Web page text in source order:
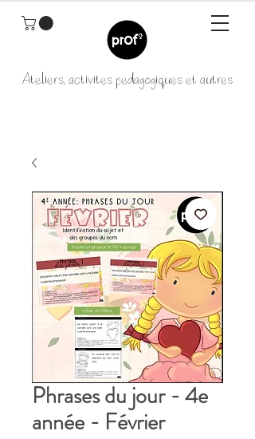
Ateliers, activités pédagogiques et autres
Phrases du jour - 4e
année - Février